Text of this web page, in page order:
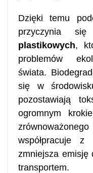
Dzięki temu
przyczynia
plastikowych,
problemów
świata.
się w
pozostawiają
ogromnym
współpracuje z
zmniejsza emisję
transportem.